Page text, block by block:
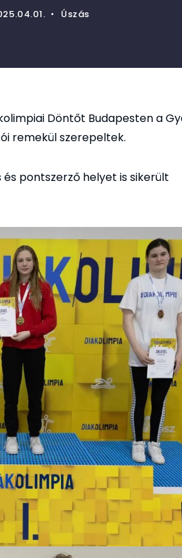
• Úszás
Döntőt Budapesten a
remekül szerepeltek.
pontszerző helyet is sikerült